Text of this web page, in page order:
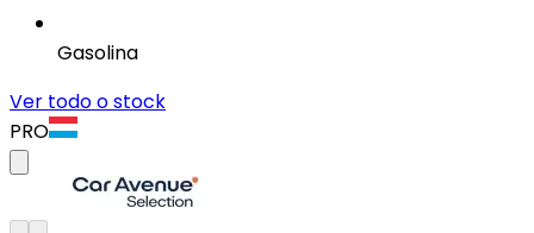
Gasolina
Ver todo o stock
PRO